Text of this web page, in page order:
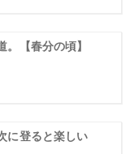
。【春分の頃】
に登ると楽しい